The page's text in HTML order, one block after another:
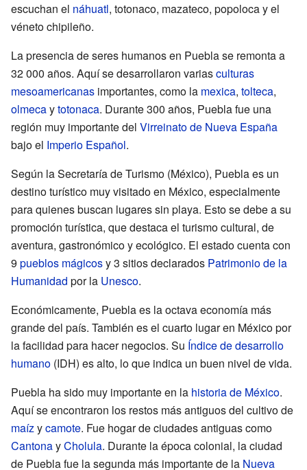
escuchan el náhuatl, totonaco, mazateco, popoloca y el
véneto chipileño.
La presencia de seres humanos en Puebla se remonta a
32 000 años. Aquí se desarrollaron variasculturas
mesoamericanas importantes, como la mexica, tolteca,
olmecaytotonaca. Durante 300 años, Puebla fue una
región muy importante del Virreinato de Nueva España
bajo el Imperio Español.
Según la Secretaría de Turismo (México), Puebla es un
destino turístico muy visitado en México, especialmente
para quienes buscan lugares sin playa. Esto se debe a su
promoción turística, que destaca el turismo cultural, de
aventura, gastronómico y ecológico. El estado cuenta con
9 pueblos mágicosy 3 sitios declarados Patrimonio de la
Humanidad por la Unesco.
Económicamente, Puebla es la octava economía más
grande del país. También es el cuarto lugar en México por
la facilidad para hacer negocios. Su Índice de desarrollo
humano (IDH) es alto, lo que indica un buen nivel de vida.
Puebla ha sido muy importante en la historia de México.
Aquí se encontraron los restos más antiguos del cultivo de
maízycamote. Fue hogar de ciudades antiguas como
CantonayCholula. Durante la época colonial, la ciudad
de Puebla fue la segunda más importante de la Nueva